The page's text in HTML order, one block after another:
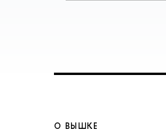
О ВЫШКЕ